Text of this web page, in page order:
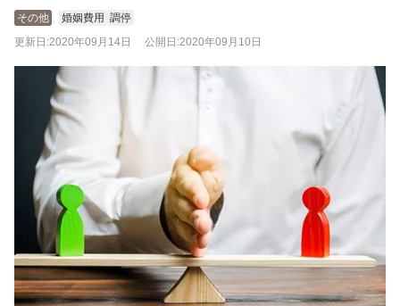
その他 婚姻費用 調停
更新日:2020年09月14日 公開日:2020年09月10日